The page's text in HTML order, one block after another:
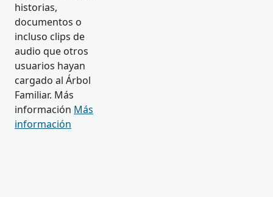
historias,
documentos o
incluso clips de
audio que otros
usuarios hayan
cargado al Árbol
Familiar. Más
información Más
información